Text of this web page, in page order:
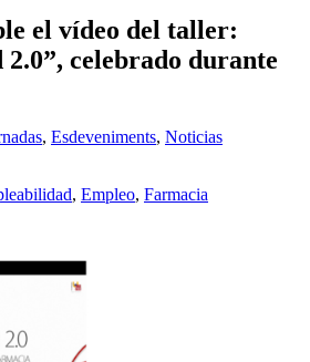
el vídeo del taller:
celebrado durante
, Esdeveniments, Noticias
, Empleo, Farmacia